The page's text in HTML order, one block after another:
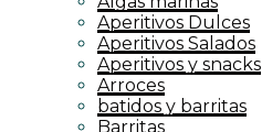
Aperitivos Dulces
Aperitivos Salados
Aperitivos y snacks
Arroces
batidos y barritas
Barritas